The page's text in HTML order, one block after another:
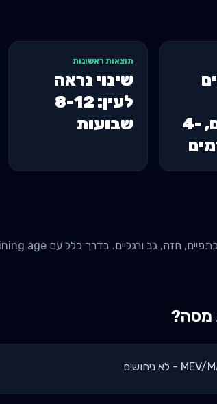
למתחילים, 4-
תוצאות ראשונות
שינוי נראה
לעין: 8-12
שבועות
מסה?